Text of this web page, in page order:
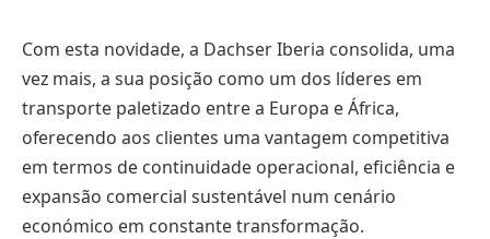
Com esta novidade, a Dachser Iberia consolida, uma
vez mais, a sua posição como um dos líderes em
transporte paletizado entre a Europa e África,
oferecendo aos clientes uma vantagem competitiva
em termos de continuidade operacional, eficiência e
expansão comercial sustentável num cenário
económico em constante transformação.